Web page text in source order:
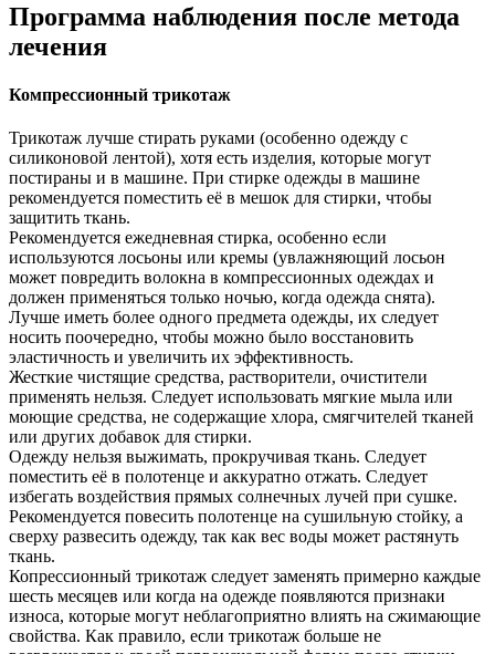
Программа наблюдения после метода
лечения
Компрессионный трикотаж
Трикотаж лучше стирать руками (особенно одежду с
силиконовой лентой), хотя есть изделия, которые могут
постираны и в машине. При стирке одежды в машине
рекомендуется поместить её в мешок для стирки, чтобы
защитить ткань.
Рекомендуется ежедневная стирка, особенно если
используются лосьоны или кремы (увлажняющий лосьон
может повредить волокна в компрессионных одеждах и
должен применяться только ночью, когда одежда снята).
Лучше иметь более одного предмета одежды, их следует
носить поочередно, чтобы можно было восстановить
эластичность и увеличить их эффективность.
Жесткие чистящие средства, растворители, очистители
применять нельзя. Следует использовать мягкие мыла или
моющие средства, не содержащие хлора, смягчителей тканей
или других добавок для стирки.
Одежду нельзя выжимать, прокручивая ткань. Следует
поместить её в полотенце и аккуратно отжать. Следует
избегать воздействия прямых солнечных лучей при сушке.
Рекомендуется повесить полотенце на сушильную стойку, а
сверху развесить одежду, так как вес воды может растянуть
ткань.
Копрессионный трикотаж следует заменять примерно каждые
шесть месяцев или когда на одежде появляются признаки
износа, которые могут неблагоприятно влиять на сжимающие
свойства. Как правило, если трикотаж больше не